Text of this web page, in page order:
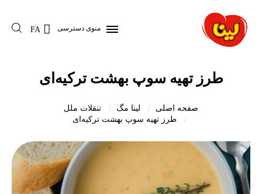
منوی دسترسی FA
طرز تهیه سوپ بهشت ترکیه‌ای
صفحه اصلی لینا مگ
تنقلات ملل
طرز تهیه سوپ بهشت ترکیه‌ای